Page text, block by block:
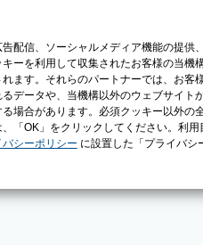
配信、ソーシャルメディア機能の提供
ーを利用して収集されたお客様の当機
ます。それらのパートナーでは、お客
データや、当機構以外のウェブサイト
場合があります。必須クッキー以外の
「OK」をクリックしてください。利
シーポリシー に設置した「プライバシ